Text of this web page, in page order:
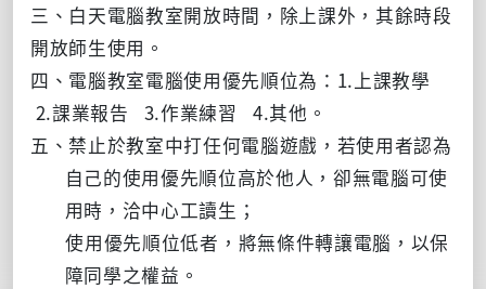
三、白天電腦教室開放時間，除上課外，其餘時段
開放師生使用。
四、電腦教室電腦使用優先順位為： 1. 上課教學
2.課業報告 3.作業練習 4.其他。
五、禁止於教室中打任何電腦遊戲，若使用者認為
自己的使用優先順位高於他人，卻無電腦可使
用時，洽中心工讀生；
使用優先順位低者，將無條件轉讓電腦，以保
障同學之權益。